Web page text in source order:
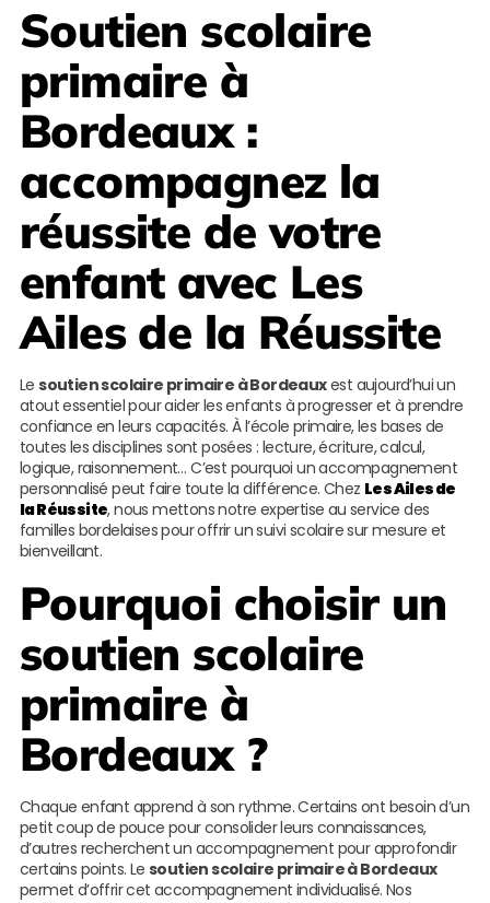
Soutien scolaire
primaire à
Bordeaux:
accompagnez la
réussite de votre
enfant avec Les
Ailes de la Réussite
Lesoutien scolaire primaire à Bordeauxest aujourd’hui un
atout essentiel pour aider les enfants à progresser et à prendre
confiance en leurs capacités. À l’école primaire, les bases de
toutes les disciplines sont posées : lecture, écriture, calcul,
logique, raisonnement… C’est pourquoi un accompagnement
personnalisé peut faire toute la différence. Chez Les Ailes de
la Réussite, nous mettons notre expertise au service des
familles bordelaises pour offrir un suivi scolaire sur mesure et
bienveillant.
Pourquoi choisir un
soutien scolaire
primaire à
Bordeaux ?
Chaque enfant apprend à son rythme. Certains ont besoin d’un
petit coup de pouce pour consolider leurs connaissances,
d’autres recherchent un accompagnement pour approfondir
certains points. Le soutien scolaire primaire à Bordeaux
permet d’offrir cet accompagnement individualisé. Nos